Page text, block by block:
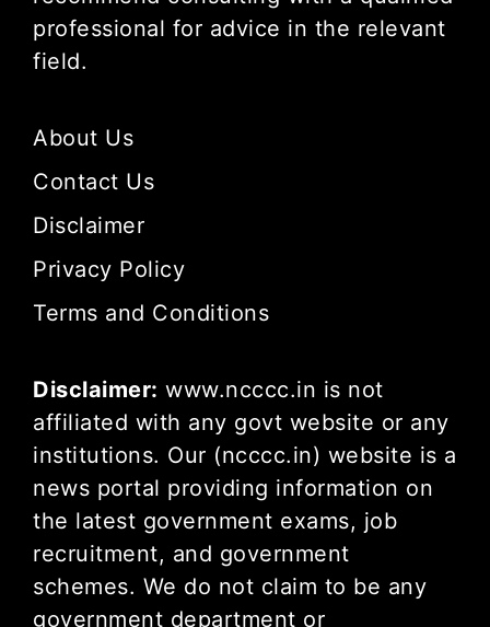
professional for advice in the relevant
field.
About Us
Contact Us
Disclaimer
Privacy Policy
Terms and Conditions
Disclaimer: www.ncccc.in is not
affiliated with any govt website or any
institutions. Our (ncccc.in) website is a
news portal providing information on
the latest government exams, job
recruitment, and government
schemes. We do not claim to be any
government department or